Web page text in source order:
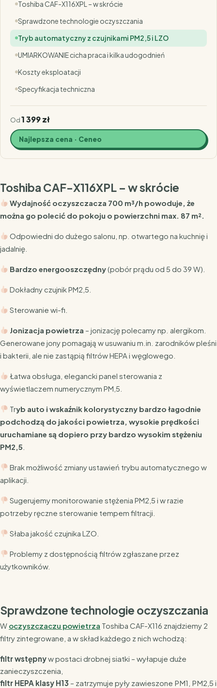
Toshiba CAF-X116XPL – w skrócie
Sprawdzone technologie oczyszczania
Tryb automatyczny z czujnikami PM2,5 i LZO
UMIARKOWANIE cicha praca i kilka udogodnień
Koszty eksploatacji
Specyfikacja techniczna
Od1 399 zł
Najlepsza cena · Ceneo
Toshiba CAF-X116XPL – w skrócie
Wydajność oczyszczacza 700 m³/h powoduje, że
można go polecić do pokoju o powierzchni max. 87 m².
Odpowiedni do dużego salonu, np. otwartego na kuchnię i
jadalnię.
Bardzo energooszczędny(pobór prądu od 5 do 39 W).
Dokładny czujnik PM2,5.
Sterowanie wi-fi.
Jonizacja powietrza – jonizację polecamy np. alergikom.
Generowane jony pomagają w usuwaniu m.in. zarodników pleśni
i bakterii, ale nie zastąpią filtrów HEPA i węglowego.
Łatwa obsługa, elegancki panel sterowania z
wyświetlaczem numerycznym PM,5.
Tryb auto i wskaźnik kolorystyczny bardzo łagodnie
podchodzą do jakości powietrza, wysokie prędkości
uruchamiane są dopiero przy bardzo wysokim stężeniu
PM2,5
Brak możliwość zmiany ustawień trybu automatycznego w
aplikacji.
Sugerujemy monitorowanie stężenia PM2,5 i w razie
potrzeby ręczne sterowanie tempem filtracji.
Słaba jakość czujnika LZO.
Problemy z dostępnością filtrów zgłaszane przez
użytkowników.
Sprawdzone technologie oczyszczania
W oczyszczaczu powietrza Toshiba CAF-X116 znajdziemy 2
filtry zintegrowane, a w skład każdego z nich wchodzą:
filtr wstępnyw postaci drobnej siatki – wyłapuje duże
zanieczyszczenia,
filtr HEPA klasy H13 – zatrzymuje pyły zawieszone PM1, PM2,5 i